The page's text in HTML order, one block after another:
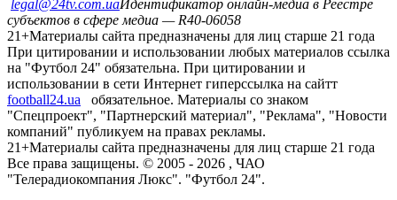
legal@24tv.com.uaИдентификатор онлайн-медиа в Реестре
субъектов в сфере медиа — R40-06058
21+Материалы сайта предназначены для лиц старше 21 года
При цитировании и использовании любых материалов ссылка
на "Футбол 24" обязательна. При цитировании и
использовании в сети Интернет гиперссылка на сайтт
football24.ua
обязательное. Материалы со знаком
"Спецпроект", "Партнерский материал", "Реклама", "Новости
компаний" публикуем на правах рекламы.
21+Материалы сайта предназначены для лиц старше 21 года
Все права защищены. © 2005 - 2026 , ЧАО
"Телерадиокомпания Люкс". "Футбол 24".